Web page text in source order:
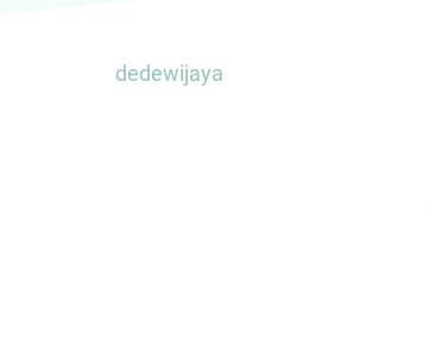
dedewijaya